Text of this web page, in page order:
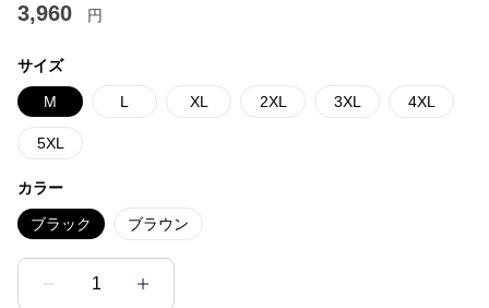
3,960 円
サイズ
M L XL 2XL 3XL 4XL
5XL
カラー
ブラック ブラウン
1